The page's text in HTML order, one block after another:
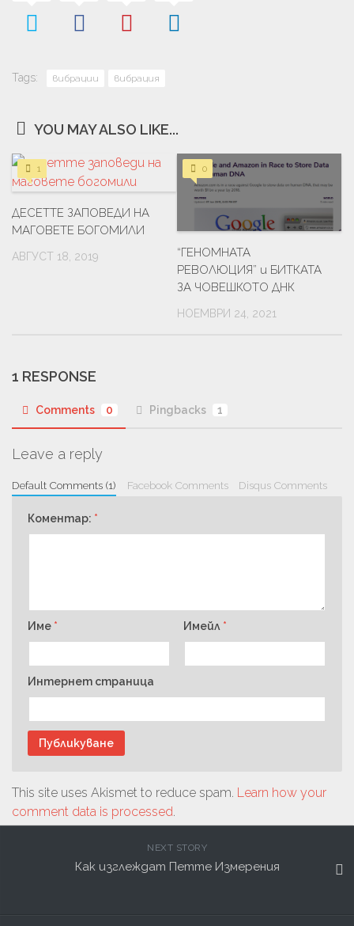
Tags: вибрации вибрация
YOU MAY ALSO LIKE...
1
ДЕСЕТТЕ ЗАПОВЕДИ НА
МАГОВЕТЕ БОГОМИЛИ
АВГУСТ 18, 2019
0
“ГЕНОМНАТА
РЕВОЛЮЦИЯ” и БИТКАТА
ЗА ЧОВЕШКОТО ДНК
НОЕМВРИ 24, 2021
1 RESPONSE
Comments 0 Pingbacks 1
Leave a reply
Default Comments (1) Facebook Comments Disqus Comments
Коментар: *
Име * Имейл *
Интернет страница
This site uses Akismet to reduce spam. Learn how your
comment data is processed.
NEXT STORY
Как изглеждат Петте Измерения